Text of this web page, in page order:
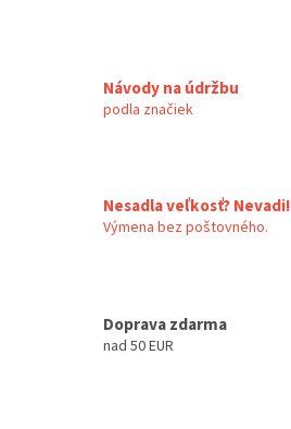
Návody na údržbu
podla značiek
Nesadla veľkosť? Nevadi!
Výmena bez poštovného.
Doprava zdarma
nad 50 EUR